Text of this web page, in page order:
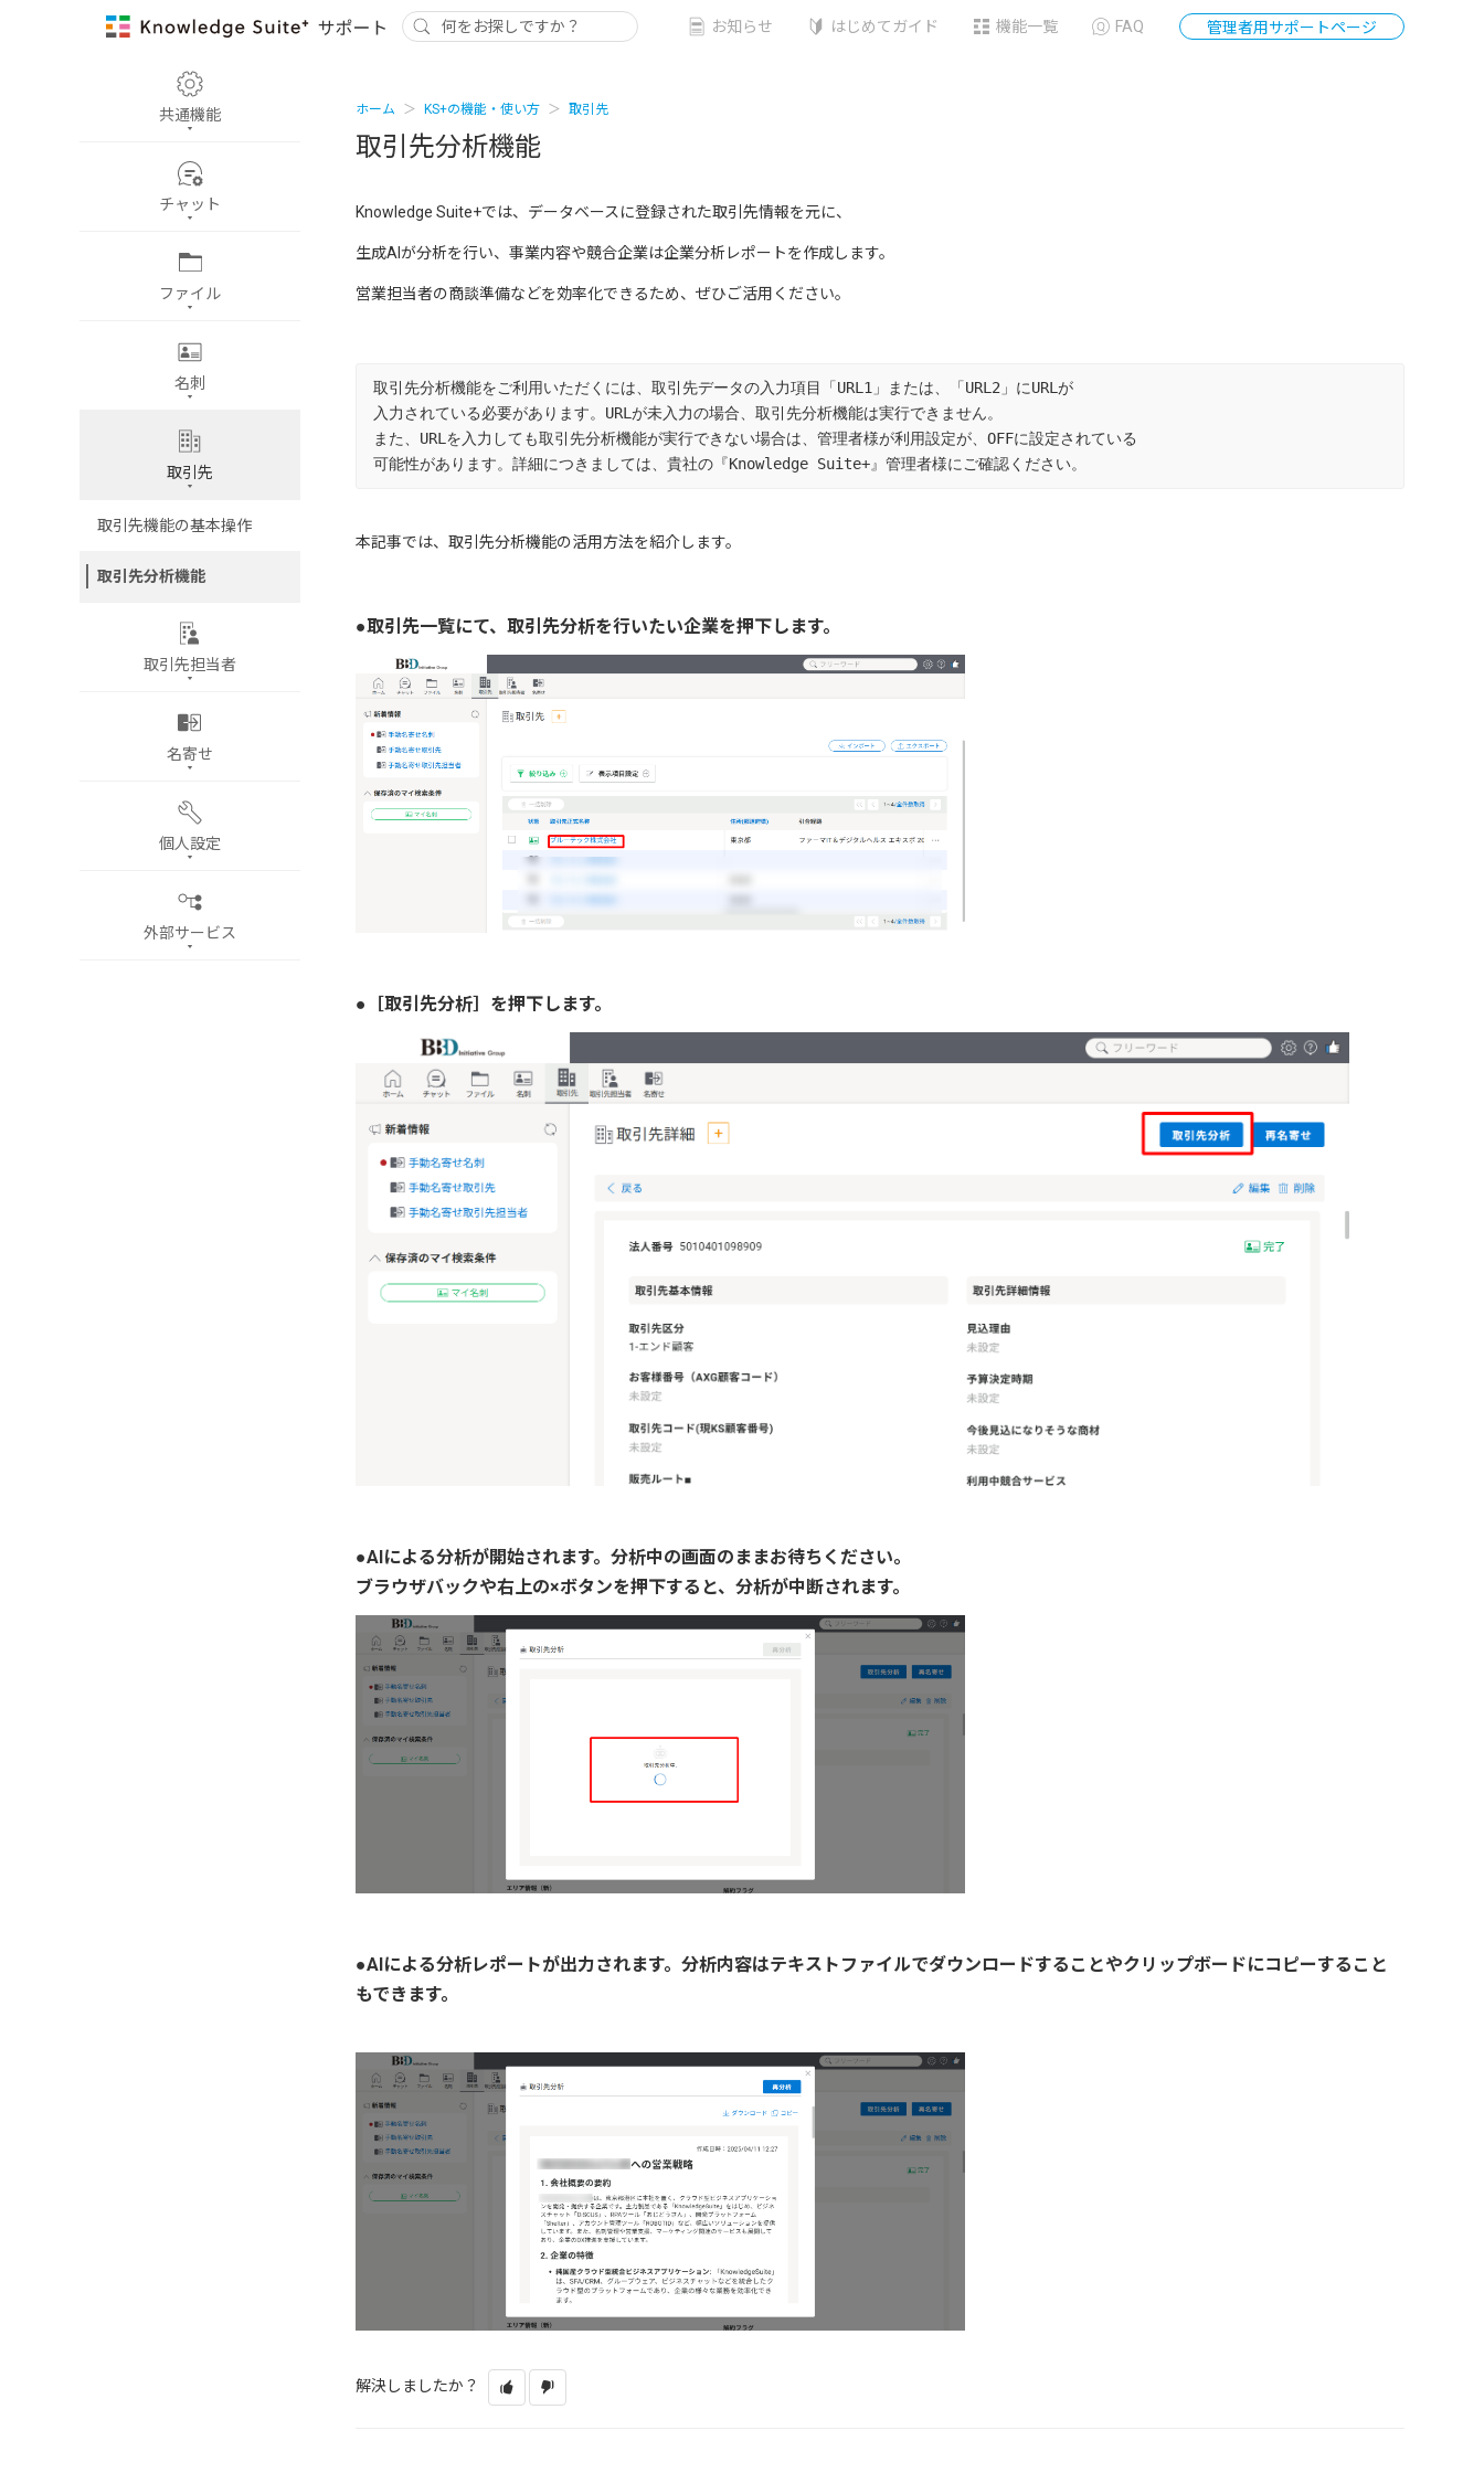
お知らせ はじめてガイド 機能一覧 FAQ 管理者用サポートページ
共通機能
チャット
ファイル
名刺
取引先
取引先機能の基本操作
取引先分析機能
取引先担当者
名寄せ
個人設定
外部サービス
ホーム KS+の機能・使い方 取引先
取引先分析機能
Knowledge Suite+では、データベースに登録された取引先情報を元に、
生成AIが分析を行い、事業内容や競合企業は企業分析レポートを作成します。
営業担当者の商談準備などを効率化できるため、ぜひご活用ください。
取引先分析機能をご利用いただくには、取引先データの入力項目「URL1」または、「URL2」にURLが
入力されている必要があります。URLが未入力の場合、取引先分析機能は実行できません。
また、URLを入力しても取引先分析機能が実行できない場合は、管理者様が利用設定が、OFFに設定されている
可能性があります。詳細につきましては、貴社の『Knowledge Suite+』管理者様にご確認ください。
本記事では、取引先分析機能の活用方法を紹介します。
●取引先一覧にて、取引先分析を行いたい企業を押下します。
●［取引先分析］を押下します。
●AIによる分析が開始されます。分析中の画面のままお待ちください。
ブラウザバックや右上の×ボタンを押下すると、分析が中断されます。
●AIによる分析レポートが出力されます。分析内容はテキストファイルでダウンロードすることやクリップボードにコピーすること
もできます。
解決しましたか？